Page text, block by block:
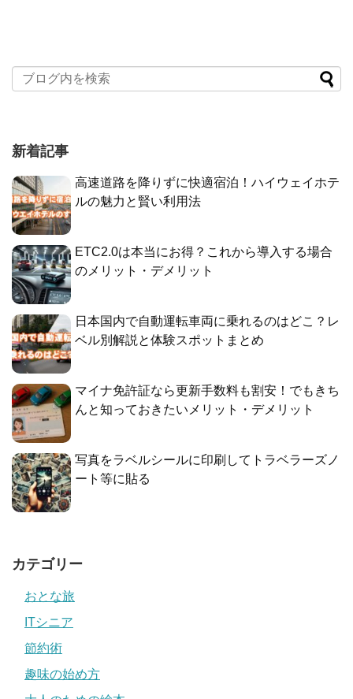
新着記事
高速道路を降りずに快適宿泊！ハイウェイホテ
ルの魅力と賢い利用法
ETC2.0は本当にお得？これから導入する場合
のメリット・デメリット
日本国内で自動運転車両に乗れるのはどこ？レ
ベル別解説と体験スポットまとめ
マイナ免許証なら更新手数料も割安！でもきち
んと知っておきたいメリット・デメリット
写真をラベルシールに印刷してトラベラーズノ
ート等に貼る
カテゴリー
おとな旅
ITシニア
節約術
趣味の始め方